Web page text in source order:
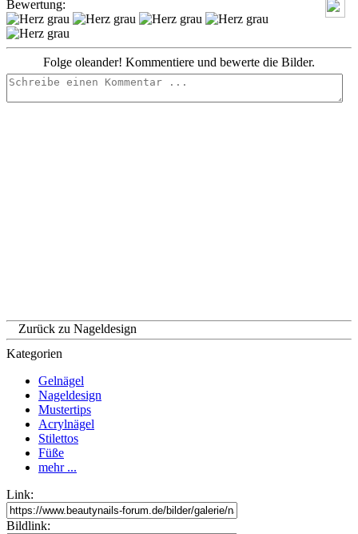
Bewertung:
Folge oleander! Kommentiere und bewerte die Bilder.
Zurück zu Nageldesign
Kategorien
Gelnägel
Nageldesign
Mustertips
Acrylnägel
Stilettos
Füße
mehr ...
Link:
Bildlink: